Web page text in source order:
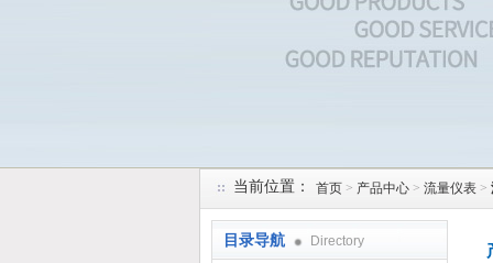
当前位置： 首页 > 产品中心 > 流量仪表 >
目录导航 Directory